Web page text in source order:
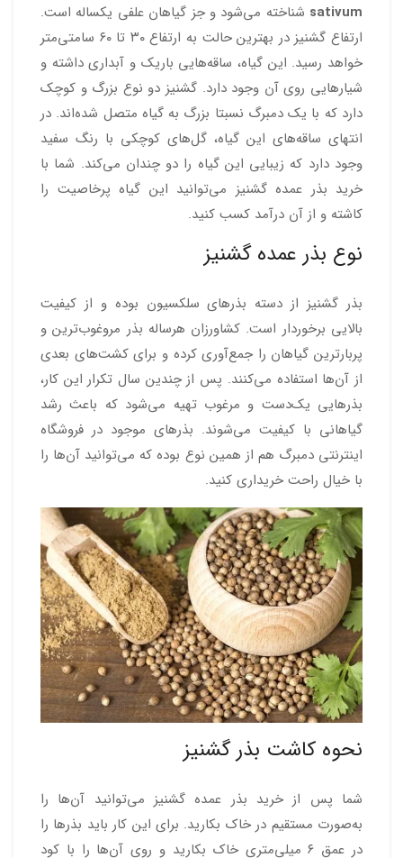
sativum شناخته می‌شود و جز گیاهان علفی یکساله است.
ارتفاع گشنیز در بهترین حالت به ارتفاع ۳۰ تا ۶۰ سامتی‌متر
خواهد رسید. این گیاه، ساقه‌هایی باریک و آبداری داشته و
شیارهایی روی آن وجود دارد. گشنیز دو نوع بزرگ و کوچک
دارد که با یک دمبرگ نسبتا بزرگ به گیاه متصل شده‌اند. در
انتهای ساقه‌های این گیاه، گل‌های کوچکی با رنگ سفید
وجود دارد که زیبایی این گیاه را دو چندان می‌کند. شما با
خرید بذر عمده گشنیز می‌توانید این گیاه پرخاصیت را
کاشته و از آن درآمد کسب کنید.
نوع بذر عمده گشنیز
بذر گشنیز از دسته بذرهای سلکسیون بوده و از کیفیت
بالایی برخوردار است. کشاورزان هرساله بذر مروغوب‌ترین و
پربارترین گیاهان را جمع‌آوری کرده و برای کشت‌های بعدی
از آن‌ها استفاده می‌کنند. پس از چندین سال تکرار این کار،
بذرهایی یک‌دست و مرغوب تهیه می‌شود که باعث رشد
گیاهانی با کیفیت می‌شوند. بذرهای موجود در فروشگاه
اینترنتی دمبرگ هم از همین نوع بوده که می‌توانید آن‌ها را
با خیال راحت خریداری کنید.
نحوه کاشت بذر گشنیز
شما پس از خرید بذر عمده گشنیز می‌توانید آن‌ها را
به‌صورت مستقیم در خاک بکارید. برای این کار باید بذرها را
در عمق ۶ میلی‌متری خاک بکارید و روی آن‌ها را با کود